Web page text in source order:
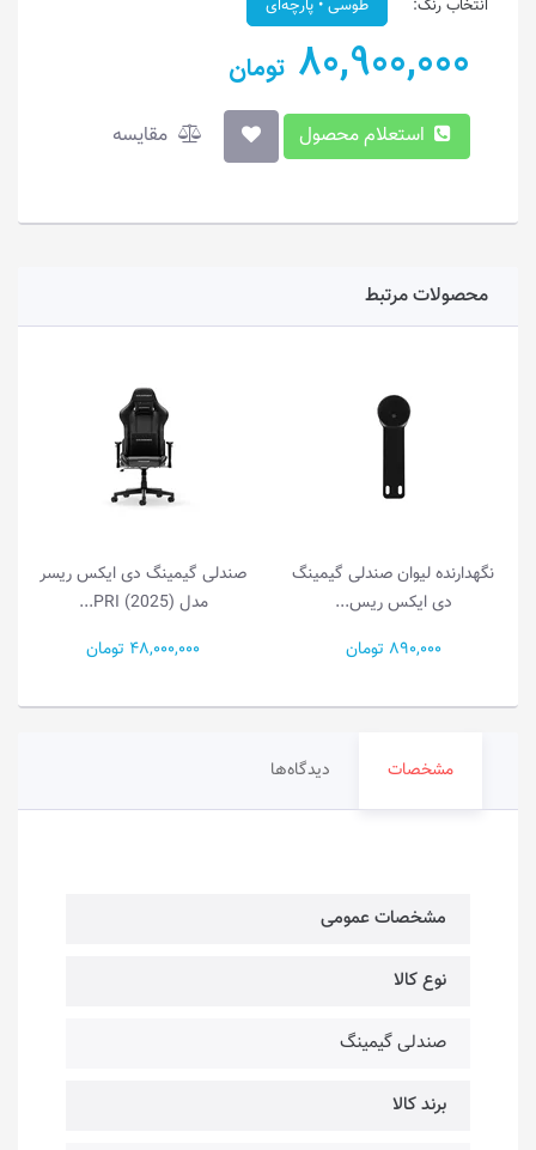
انتخاب رنگ: طوسی • پارچه‌ای
80,900,000 تومان
مقایسه
محصولات مرتبط
نگهدارنده لیوان صندلی گیمینگ
دی ایکس ریس...
890,000 تومان
صندلی گیمینگ دی ایکس ریسر
مدل (2025) PRI...
48,000,000 تومان
مشخصات دیدگاه‌ها
مشخصات عمومی
نوع کالا
صندلی گیمینگ
برند کالا